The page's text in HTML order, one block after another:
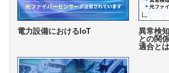
電力設備におけるIoT 異常検
との関
適合と